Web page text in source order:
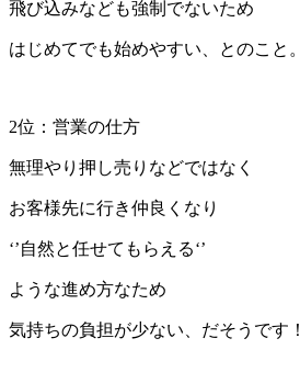
飛び込みなども強制でないため
はじめてでも始めやすい、とのこと。
2位：営業の仕方
無理やり押し売りなどではなく
お客様先に行き仲良くなり
‘’自然と任せてもらえる‘’
ような進め方なため
気持ちの負担が少ない、だそうです！